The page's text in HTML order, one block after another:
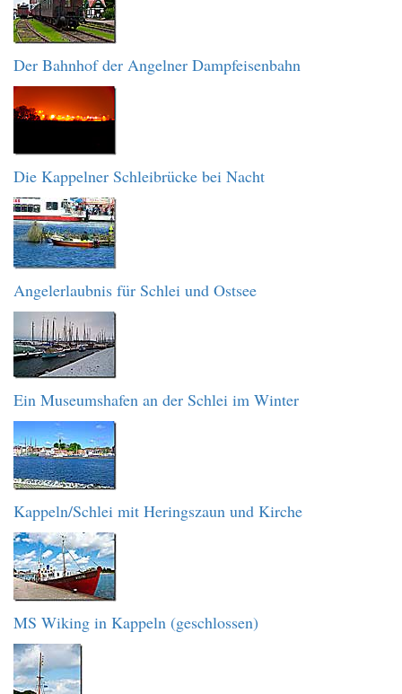
Der Bahnhof der Angelner Dampfeisenbahn
Die Kappelner Schleibrücke bei Nacht
Angelerlaubnis für Schlei und Ostsee
Ein Museumshafen an der Schlei im Winter
Kappeln/Schlei mit Heringszaun und Kirche
MS Wiking in Kappeln (geschlossen)